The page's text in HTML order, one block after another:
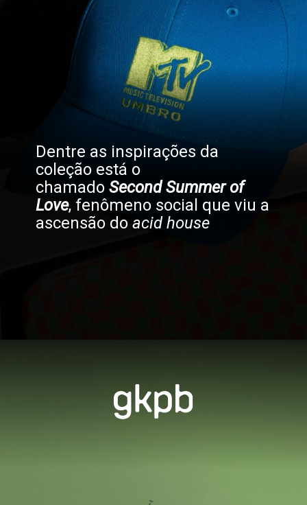
Dentre as inspirações da
coleção está o
chamadoSecond Summer of
Love, fenômeno social que viu a
ascensão doacid house